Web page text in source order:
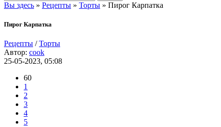
Вы здесь » Рецепты » Торты » Пирог Карпатка
Пирог Карпатка
Рецепты /Торты
Автор: cook
25-05-2023, 05:08
60
1
2
3
4
5